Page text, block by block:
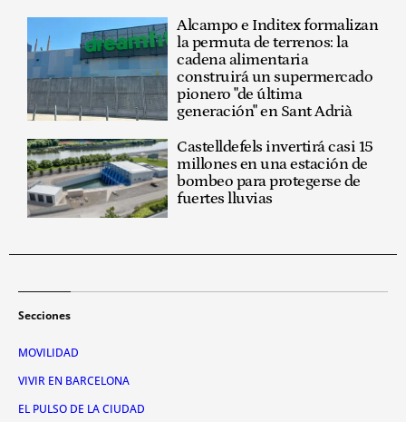
Alcampo e Inditex formalizan
la permuta de terrenos: la
cadena alimentaria
construirá un supermercado
pionero "de última
generación" en Sant Adrià
Castelldefels invertirá casi 15
millones en una estación de
bombeo para protegerse de
fuertes lluvias
Secciones
MOVILIDAD
VIVIR EN BARCELONA
EL PULSO DE LA CIUDAD